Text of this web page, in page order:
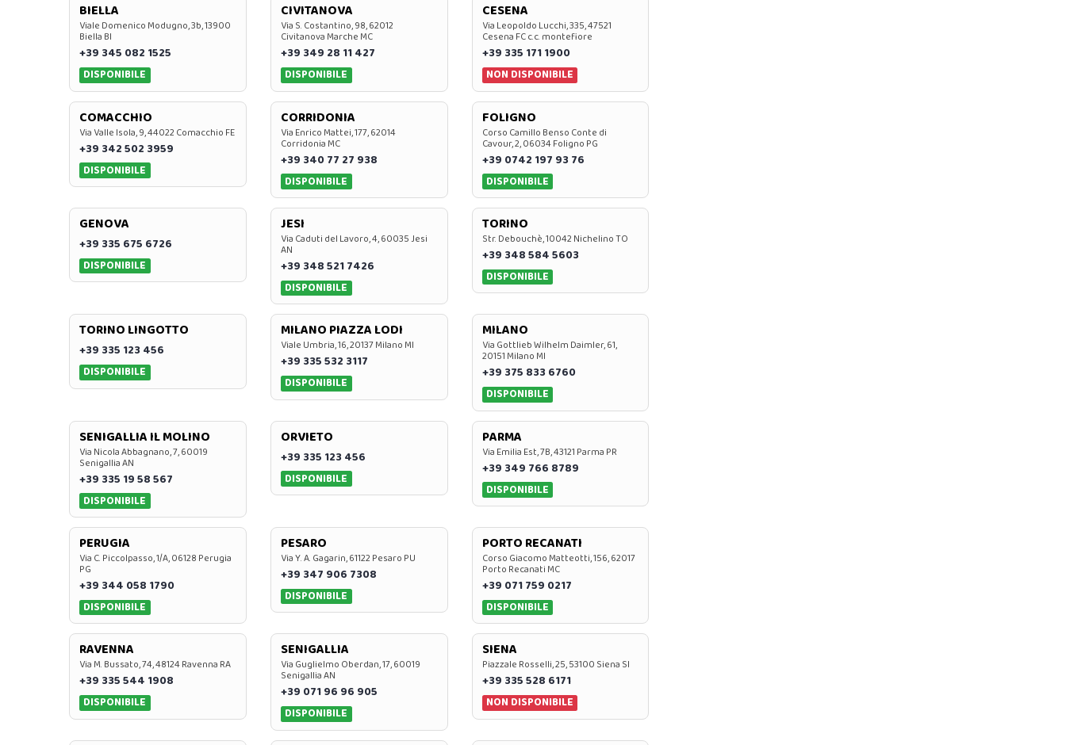
BIELLA
Viale Domenico Modugno, 3b, 13900
Biella BI
+39 345 082 1525
DISPONIBILE
CIVITANOVA
Via S. Costantino, 98, 62012
Civitanova Marche MC
+39 349 28 11 427
DISPONIBILE
CESENA
Via Leopoldo Lucchi, 335, 47521
Cesena FC c.c. montefiore
+39 335 171 1900
NON DISPONIBILE
COMACCHIO
Via Valle Isola, 9, 44022 Comacchio FE
+39 342 502 3959
DISPONIBILE
CORRIDONIA
Via Enrico Mattei, 177, 62014
Corridonia MC
+39 340 77 27 938
DISPONIBILE
FOLIGNO
Corso Camillo Benso Conte di
Cavour, 2, 06034 Foligno PG
+39 0742 197 93 76
DISPONIBILE
GENOVA
+39 335 675 6726
DISPONIBILE
JESI
Via Caduti del Lavoro, 4, 60035 Jesi
AN
+39 348 521 7426
DISPONIBILE
TORINO
Str. Debouchè, 10042 Nichelino TO
+39 348 584 5603
DISPONIBILE
TORINO LINGOTTO
+39 335 123 456
DISPONIBILE
MILANO PIAZZA LODI
Viale Umbria, 16, 20137 Milano MI
+39 335 532 3117
DISPONIBILE
MILANO
Via Gottlieb Wilhelm Daimler, 61,
20151 Milano MI
+39 375 833 6760
DISPONIBILE
SENIGALLIA IL MOLINO
Via Nicola Abbagnano, 7, 60019
Senigallia AN
+39 335 19 58 567
DISPONIBILE
ORVIETO
+39 335 123 456
DISPONIBILE
PARMA
Via Emilia Est, 7B, 43121 Parma PR
+39 349 766 8789
DISPONIBILE
PERUGIA
Via C. Piccolpasso, 1/A, 06128 Perugia
PG
+39 344 058 1790
DISPONIBILE
PESARO
Via Y. A. Gagarin, 61122 Pesaro PU
+39 347 906 7308
DISPONIBILE
PORTO RECANATI
Corso Giacomo Matteotti, 156, 62017
Porto Recanati MC
+39 071 759 0217
DISPONIBILE
RAVENNA
Via M. Bussato, 74, 48124 Ravenna RA
+39 335 544 1908
DISPONIBILE
SENIGALLIA
Via Guglielmo Oberdan, 17, 60019
Senigallia AN
+39 071 96 96 905
DISPONIBILE
SIENA
Piazzale Rosselli, 25, 53100 Siena SI
+39 335 528 6171
NON DISPONIBILE